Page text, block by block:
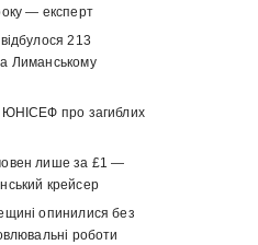
— експерт
213
Лиманському
ЮНІСЕФ про загиблих
лише за £1 —
крейсер
опинилися без
роботи